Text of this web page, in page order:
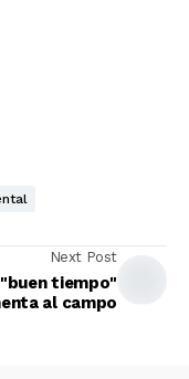
Next Post
"buen tiempo"
al campo